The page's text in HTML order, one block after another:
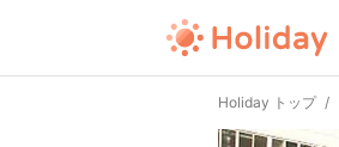
Holiday トップ